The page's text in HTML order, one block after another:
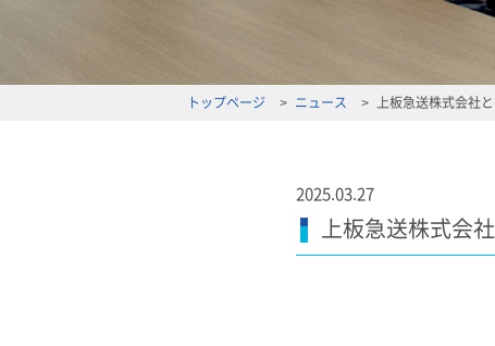
トップページ ニュース 上板急送株式会社
2025.03.27
上板急送株式会